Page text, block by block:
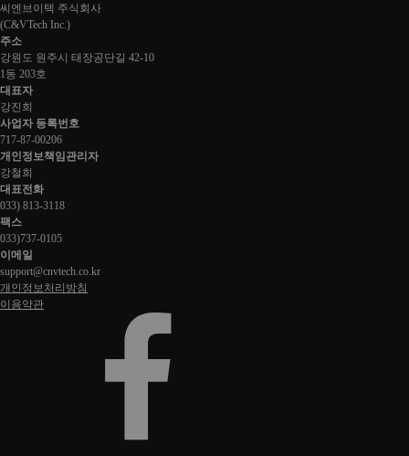
씨엔브이텍 주식회사
(C&VTech Inc.)
주소
강원도 원주시 태장공단길 42-10
1동 203호
대표자
강진희
사업자 등록번호
717-87-00206
개인정보책임관리자
강철희
대표전화
033) 813-3118
팩스
033)737-0105
이메일
support@cnvtech.co.kr
개인정보처리방침
이용약관